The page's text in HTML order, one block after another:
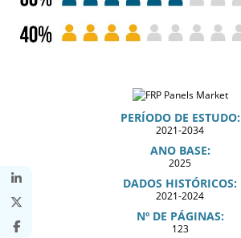
PERÍODO DE ESTUDO:
2021-2034
ANO BASE:
2025
DADOS HISTÓRICOS:
2021-2024
Nº DE PÁGINAS:
123